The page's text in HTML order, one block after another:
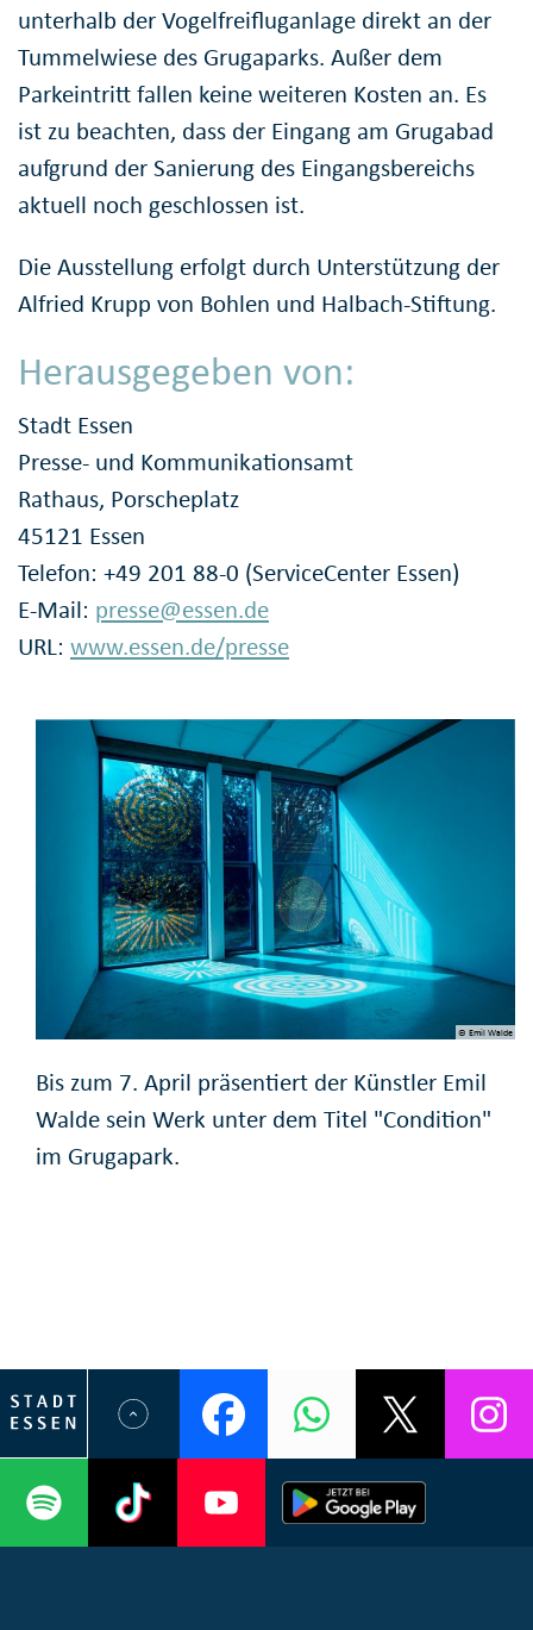
unterhalb der Vogelfreifluganlage direkt an der
Tummelwiese des Grugaparks. Außer dem
Parkeintritt fallen keine weiteren Kosten an. Es
ist zu beachten, dass der Eingang am Grugabad
aufgrund der Sanierung des Eingangsbereichs
aktuell noch geschlossen ist.
Die Ausstellung erfolgt durch Unterstützung der
Alfried Krupp von Bohlen und Halbach-Stiftung.
Herausgegeben von:
Stadt Essen
Presse- und Kommunikationsamt
Rathaus, Porscheplatz
45121 Essen
Telefon: +49 201 88-0 (ServiceCenter Essen)
E-Mail: presse@essen.de
URL: www.essen.de/presse
© Emil Walde
Bis zum 7. April präsentiert der Künstler Emil
Walde sein Werk unter dem Titel "Condition"
im Grugapark.